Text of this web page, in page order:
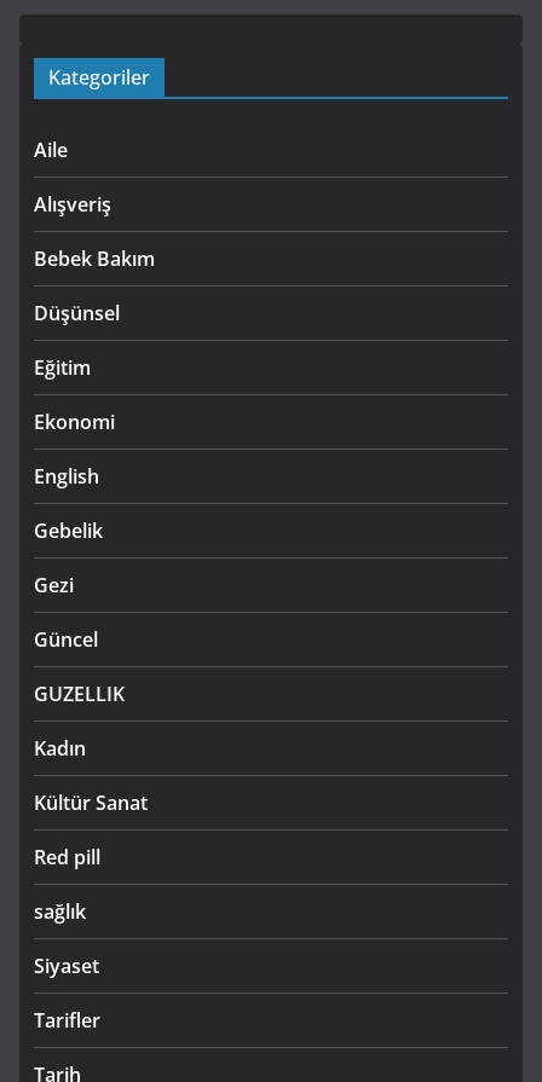
Kategoriler
Aile
Alışveriş
Bebek Bakım
Düşünsel
Eğitim
Ekonomi
English
Gebelik
Gezi
Güncel
GUZELLIK
Kadın
Kültür Sanat
Red pill
sağlık
Siyaset
Tarifler
Tarih